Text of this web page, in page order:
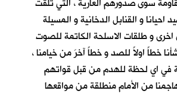
احيانا و القنابل الدخانية و المسيلة
و طلقات الاسلحة الكاتمة للصوت
خطاً اولاً للصد و خطاً آخرَ من خيامنا ،
في اي لحظة للهدم من قبل قواتهم
من الأمام منطلقة من مواقعها